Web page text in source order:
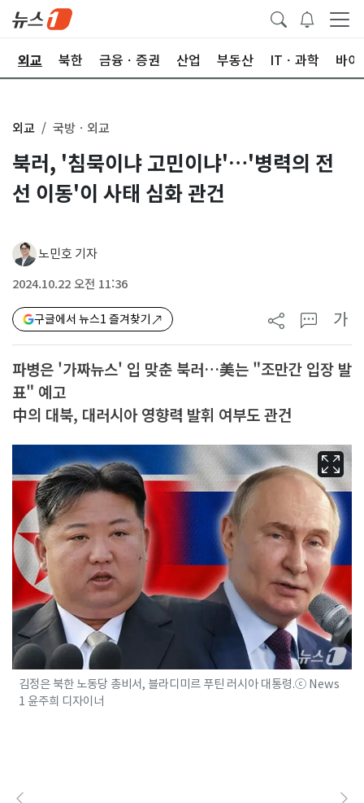
외교 북한 금융ㆍ증권 산업 부동산 ITㆍ과학 바이
외교 국방ㆍ외교
북러, '침묵이냐 고민이냐'…'병력의 전
선 이동'이 사태 심화 관건
노민호 기자
2024.10.22 오전 11:36
구글에서 뉴스1 즐겨찾기 가
파병은 '가짜뉴스' 입 맞춘 북러…美는 "조만간 입장 발
표" 예고
中의 대북, 대러시아 영향력 발휘 여부도 관건
김정은 북한 노동당 총비서, 블라디미르 푸틴 러시아 대통령.ⓒ News
1 윤주희 디자이너